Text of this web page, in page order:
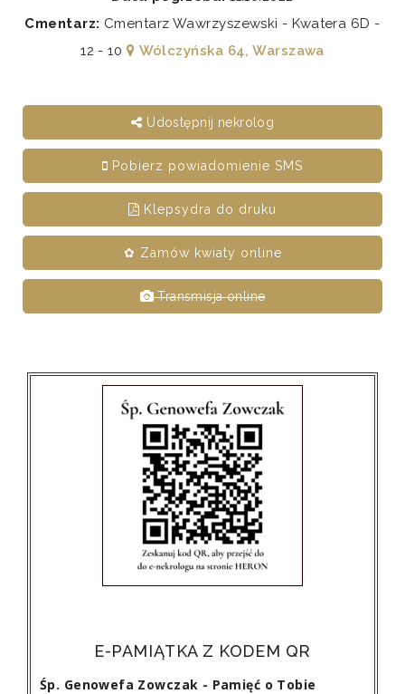
Cmentarz: Cmentarz Wawrzyszewski - Kwatera 6D -
12 - 10
Wólczyńska 64, Warszawa
Udostępnij nekrolog
Pobierz powiadomienie SMS
Klepsydra do druku
✿ Zamów kwiaty online
Transmisja online
E-PAMIĄTKA Z KODEM QR
Śp. Genowefa Zowczak - Pamięć o Tobie